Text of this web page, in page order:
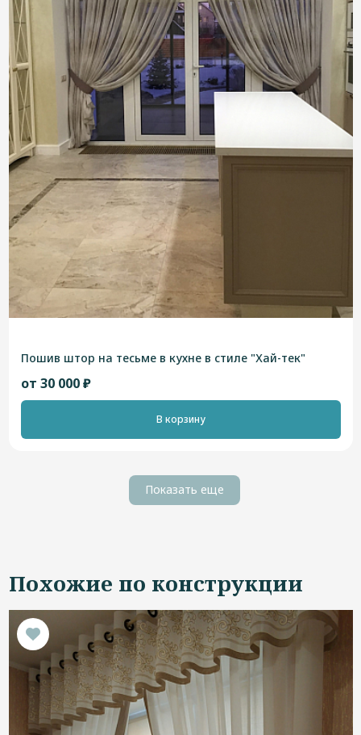
Пошив штор на тесьме в кухне в стиле "Хай-тек"
от 30 000 ₽
В корзину
Показать еще
Похожие по конструкции